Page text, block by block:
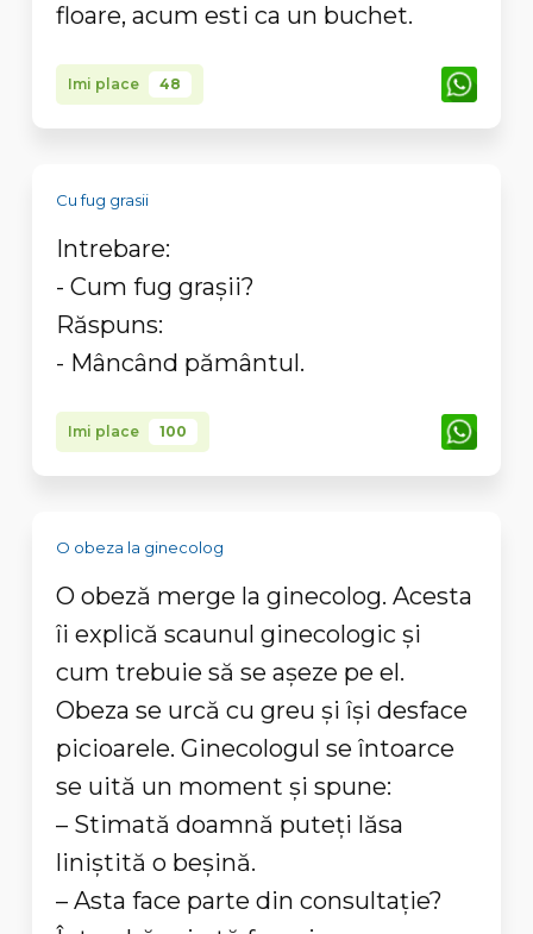
floare, acum esti ca un buchet.
Imi place 48
Cu fug grasii
Intrebare:
- Cum fug grașii?
Răspuns:
- Mâncând pământul.
Imi place 100
O obeza la ginecolog
O obeză merge la ginecolog. Acesta
îi explică scaunul ginecologic şi
cum trebuie să se aşeze pe el.
Obeza se urcă cu greu şi îşi desface
picioarele. Ginecologul se întoarce
se uită un moment şi spune:
– Stimată doamnă puteţi lăsa
liniştită o beşină.
– Asta face parte din consultaţie?